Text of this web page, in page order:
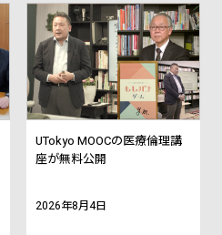
UTokyo MOOCの医療倫理講
座が無料公開
2026年8月4日